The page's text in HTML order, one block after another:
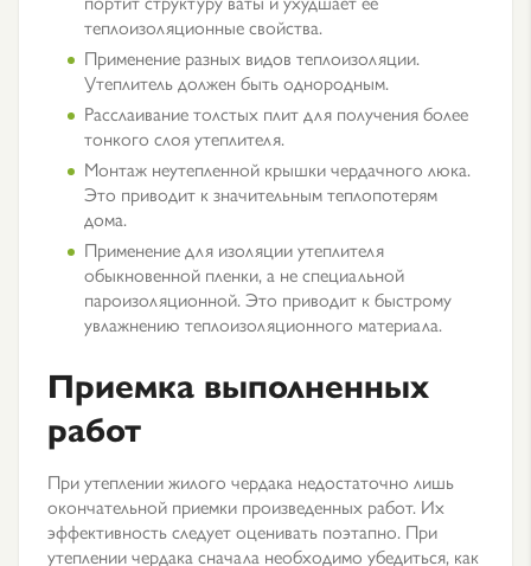
теплоизоляционные свойства.
Применение разных видов теплоизоляции.
Утеплитель должен быть однородным.
Расслаивание толстых плит для получения более
тонкого слоя утеплителя.
Монтаж неутепленной крышки чердачного люка.
Это приводит к значительным теплопотерям
дома.
Применение для изоляции утеплителя
обыкновенной пленки, а не специальной
пароизоляционной. Это приводит к быстрому
увлажнению теплоизоляционного материала.
Приемка выполненных
работ
При утеплении жилого чердака недостаточно лишь
окончательной приемки произведенных работ. Их
эффективность следует оценивать поэтапно. При
утеплении чердака сначала необходимо убедиться, как